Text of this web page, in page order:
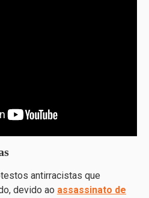
antirracistas que
devido ao assassinato de